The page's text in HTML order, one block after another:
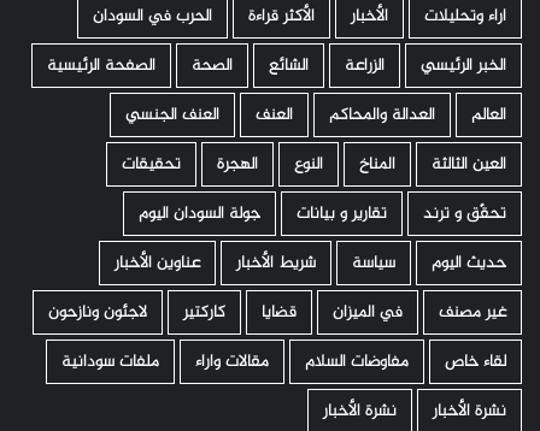
اراء وتحليلات
الأخبار الأكثر قراءة
الحرب في السودان
الخبر الرئيسي
الزراعة الشائع الصحة
الصفحة الرئيسية
العالم
العدالة والمحاكم العنف
العنف الجنسي
العين الثالثة
المناخ النوع الهجرة
تحقيقات
تحقّق و ترند
تقارير و بيانات
جولة السودان اليوم
حديث اليوم
سياسة شريط الأخبار
عناوين الأخبار
غير مصنف
في الميزان قضايا كاركتير
لاجئون ونازحون
لقاء خاص
مفاوضات السلام مقالات واراء
ملفات سودانية
نشرة الأخبار
نشرة الأخبار